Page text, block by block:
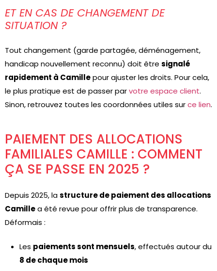
ET EN CAS DE CHANGEMENT DE
SITUATION ?
Tout changement (garde partagée, déménagement,
handicap nouvellement reconnu) doit être signalé
rapidement à Camillepour ajuster les droits. Pour cela,
le plus pratique est de passer parvotre espace client.
Sinon, retrouvez toutes les coordonnées utiles surce lien.
PAIEMENT DES ALLOCATIONS
FAMILIALES CAMILLE : COMMENT
ÇA SE PASSE EN 2025 ?
Depuis 2025, lastructure de paiement des allocations
Camillea été revue pour offrir plus de transparence.
Déformais :
Les paiements sont mensuels, effectués autour du
8 de chaque mois